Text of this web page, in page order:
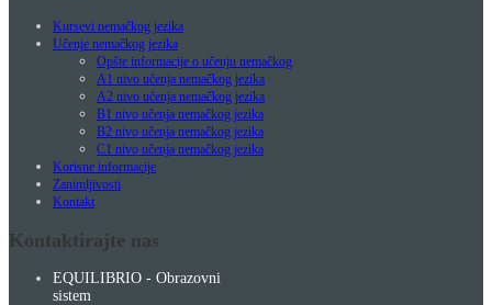
Kursevi nemačkog jezika
Učenje nemačkog jezika
Opšte informacije o učenju nemačkog
A1 nivo učenja nemačkog jezika
A2 nivo učenja nemačkog jezika
B1 nivo učenja nemačkog jezika
B2 nivo učenja nemačkog jezika
C1 nivo učenja nemačkog jezika
Korisne informacije
Zanimljivosti
Kontakt
Kontaktirajte nas
EQUILIBRIO - Obrazovni
sistem